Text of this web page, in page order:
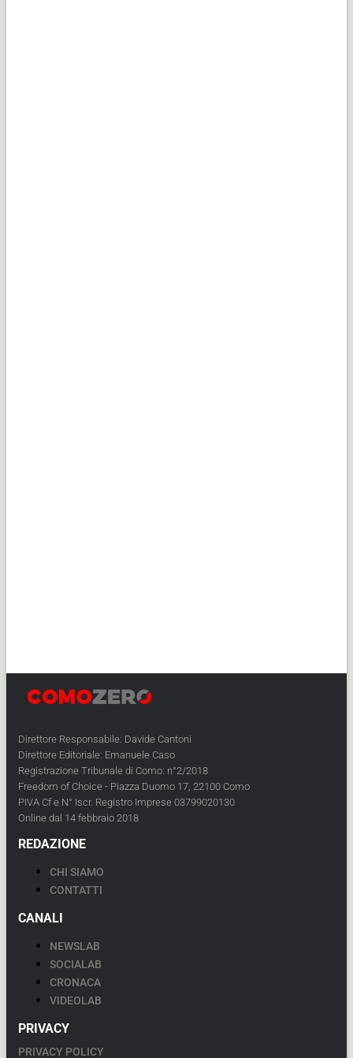
Direttore Responsabile: Davide Cantoni
Direttore Editoriale: Emanuele Caso
Registrazione Tribunale di Como: n°2/2018
Freedom of Choice - Piazza Duomo 17, 22100 Como
PIVA Cf e N° Iscr. Registro Imprese 03799020130
Online dal 14 febbraio 2018
REDAZIONE
CHI SIAMO
CONTATTI
CANALI
NEWSLAB
SOCIALAB
CRONACA
VIDEOLAB
PRIVACY
PRIVACY POLICY